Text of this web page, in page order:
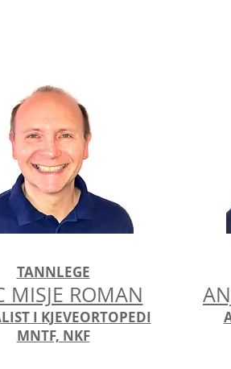
TANNLEGE
MISJE ROMAN
I KJEVEORTOPEDI
MNTF, NKF